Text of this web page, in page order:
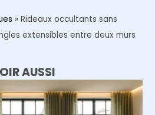
» Rideaux occultants sans
extensibles entre deux murs
AUSSI